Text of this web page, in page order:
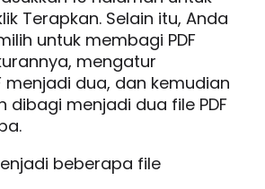
Terapkan. Selain itu, Anda
untuk membagi PDF
mengatur
menjadi dua, dan kemudian
dibagi menjadi dua file PDF
beberapa file